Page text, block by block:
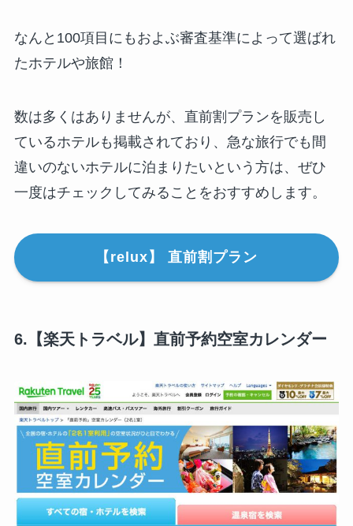
なんと100項目にもおよぶ審査基準によって選ばれ
たホテルや旅館！
数は多くはありませんが、直前割プランを販売し
ているホテルも掲載されており、急な旅行でも間
違いのないホテルに泊まりたいという方は、ぜひ
一度はチェックしてみることをおすすめします。
【relux】 直前割プラン
6.【楽天トラベル】直前予約空室カレンダー